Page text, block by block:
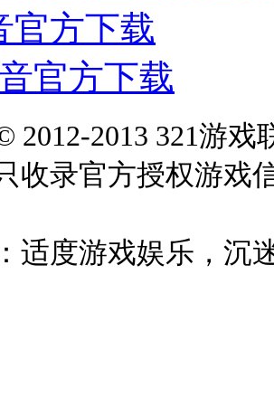
官方下载
官方下载
2012-2013 321游戏
收录官方授权游戏
适度游戏娱乐，沉